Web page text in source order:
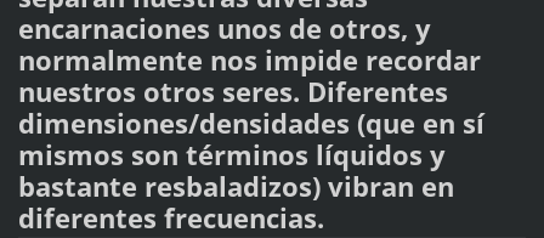
encarnaciones unos de otros, y
normalmente nos impide recordar
nuestros otros seres. Diferentes
dimensiones/densidades (que en sí
mismos son términos líquidos y
bastante resbaladizos) vibran en
diferentes frecuencias.